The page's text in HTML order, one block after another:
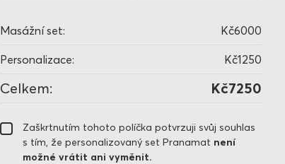
Masážní set: Kč6000
Personalizace: Kč1250
Celkem: Kč7250
Zaškrtnutím tohoto políčka potvrzuji svůj souhlas
s tím, že personalizovaný set Pranamat není
možné vrátit ani vyměnit.